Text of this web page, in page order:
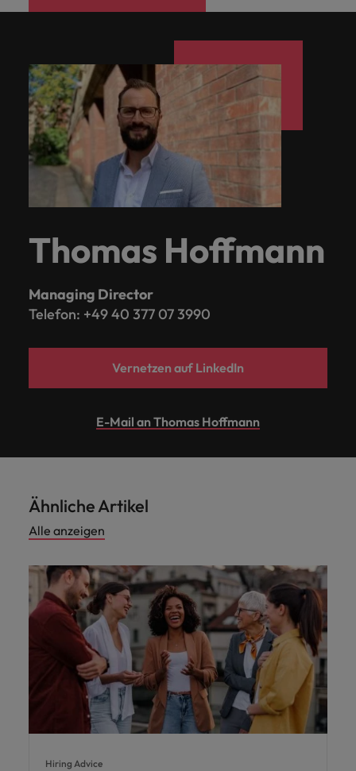
Thomas Hoffmann
Managing Director
Telefon: +49 40 377 07 3990
Vernetzen auf LinkedIn
E-Mail an Thomas Hoffmann
Ähnliche Artikel
Alle anzeigen
Hiring Advice